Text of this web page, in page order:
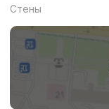
Стены